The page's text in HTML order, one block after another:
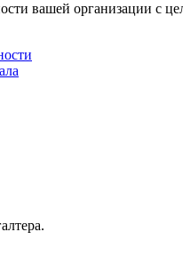
вашей организации с